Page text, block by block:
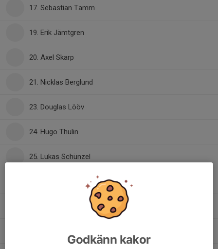
17. Sebastian Tamm
19. Erik Jämtgren
20. Axel Skarp
21. Nicklas Berglund
23. Douglas Lööv
24. Hugo Thulin
25. Lukas Schünzel
27. Linus Debou Rudslätt
Godkänn kakor